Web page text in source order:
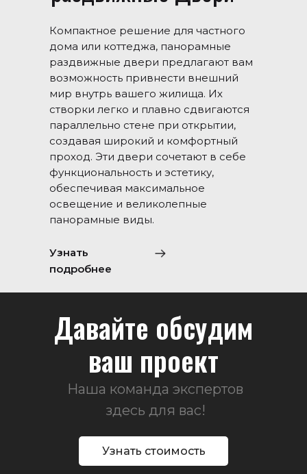
Узнать
подробнее
Компактное решение для частного
дома или коттеджа, панорамные
раздвижные двери предлагают вам
возможность привнести внешний
мир внутрь вашего жилища. Их
створки легко и плавно сдвигаются
параллельно стене при открытии,
создавая широкий и комфортный
проход. Эти двери сочетают в себе
функциональность и эстетику,
обеспечивая максимальное
освещение и великолепные
панорамные виды.
Давайте обсудим
ваш проект
Наша команда экспертов
здесь для вас!
Узнать стоимость